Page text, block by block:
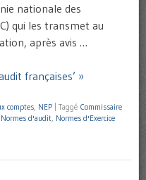
nationale des
qui les transmet au
après avis …
françaises’ »
comptes, NEP Taggé Commissaire
Normes d'audit, Normes d'Exercice